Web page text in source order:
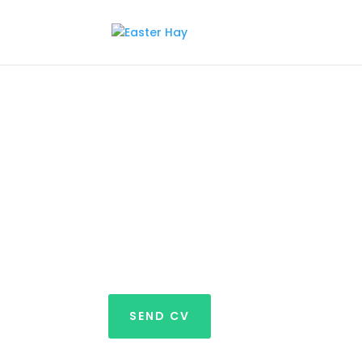
SEND CV